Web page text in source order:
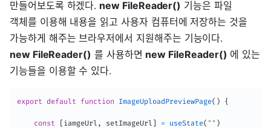
만들어보도록 하겠다. new FileReader() 기능은 파일
객체를 이용해 내용을 읽고 사용자 컴퓨터에 저장하는 것을
가능하게 해주는 브라우저에서 지원해주는 기능이다.
new FileReader() 를 사용하면 new FileReader() 에 있는
기능들을 이용할 수 있다.
export default function ImageUploadPreviewPage( ) {
const iamgeUrl , setImageUrl = useState( "" )